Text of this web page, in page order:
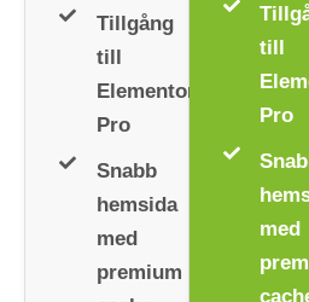
Tillgång
till
Elementor
Pro
Snabb
hemsida
med
premium
till
Pro
med